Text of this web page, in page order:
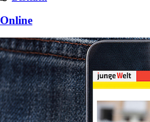
Online